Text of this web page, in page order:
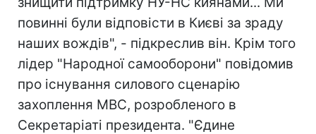
повинні були відповісти в Києві за зраду
наших вождів", - підкреслив він. Крім того
лідер "Народної самооборони" повідомив
про існування силового сценарію
захоплення МВС, розробленого в
Секретаріаті президента. "Єдине